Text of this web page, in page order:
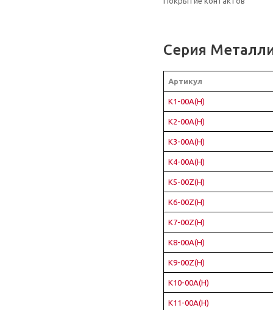
Серия
Артикул
K1-00A(H)
K2-00A(H)
K3-00A(H)
K4-00A(H)
K5-00Z(H)
K6-00Z(H)
K7-00Z(H)
K8-00A(H)
K9-00Z(H)
K10-00A(H)
K11-00A(H)